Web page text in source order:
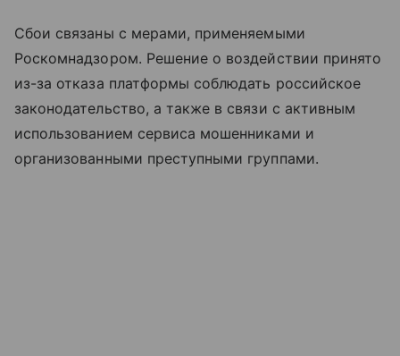
Сбои связаны с мерами, применяемыми
Роскомнадзором. Решение о воздействии принято
из-за отказа платформы соблюдать российское
законодательство, а также в связи с активным
использованием сервиса мошенниками и
организованными преступными группами.